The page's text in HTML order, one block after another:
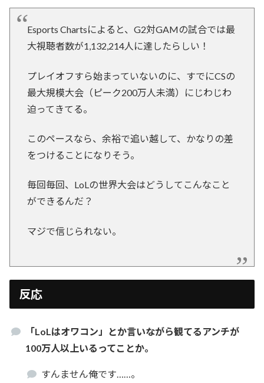
Esports Chartsによると、G2対GAMの試合では最
大視聴者数が1,132,214人に達したらしい！
プレイオフすら始まっていないのに、すでにCSの
最大規模大会（ピーク200万人未満）にじわじわ
迫ってきてる。
このペースなら、余裕で追い越して、かなりの差
をつけることになりそう。
毎回毎回、LoLの世界大会はどうしてこんなこと
ができるんだ？
マジで信じられない。
反応
「LoLはオワコン」とか言いながら観てるアンチが
100万人以上いるってことか。
すんません俺です……。